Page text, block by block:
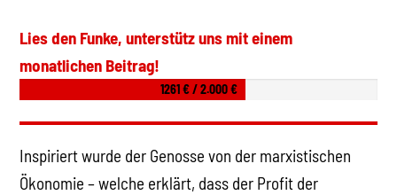
Lies den Funke, unterstütz uns mit einem
monatlichen Beitrag!
1261 € / 2.000 €
Inspiriert wurde der Genosse von der marxistischen
Ökonomie – welche erklärt, dass der Profit der